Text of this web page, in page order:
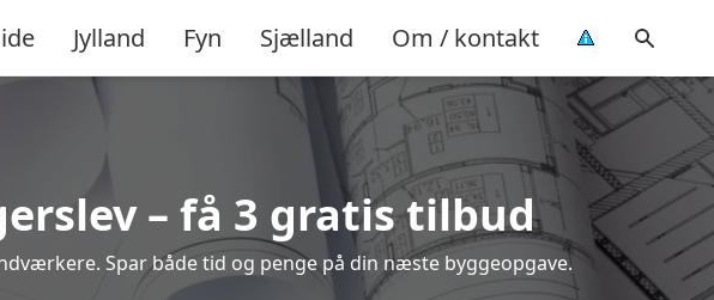
Jylland Fyn Sjælland Om / kontakt
– få 3 gratis tilbud
Spar både tid og penge på din næste byggeopgave.